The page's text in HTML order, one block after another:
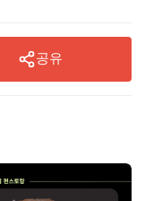
공유